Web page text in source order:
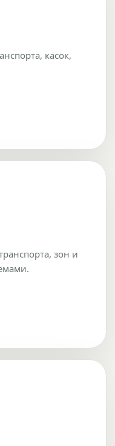
касок,
зон и